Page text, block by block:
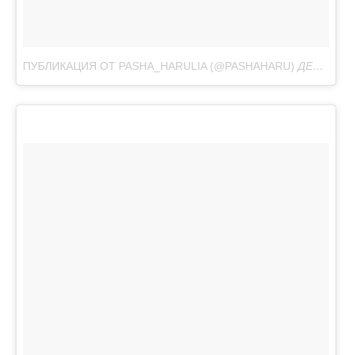
ПУБЛИКАЦИЯ ОТ PASHA_HARULIA (@PASHAHARU) ДЕК 31, 2017 AT 12:32 PST